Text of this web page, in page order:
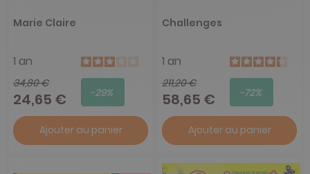
Marie Claire
1 an
34,80 €
24,65 € -29%
Ajouter au panier
Challenges
1 an
211,20 €
58,65 € -72%
Ajouter au panier